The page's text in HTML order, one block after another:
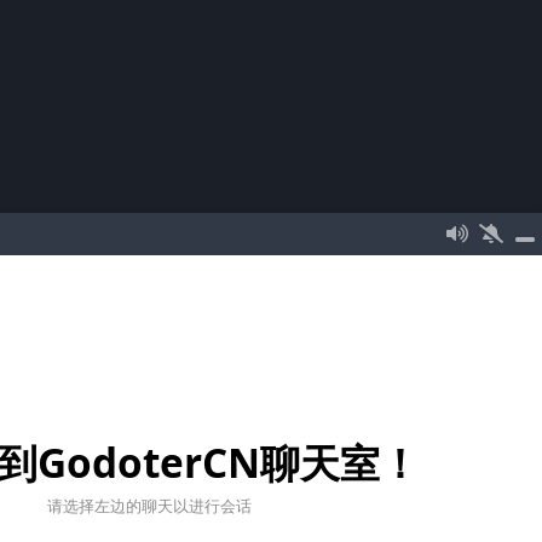
GodoterCN聊天室！
请选择左边的聊天以进行会话